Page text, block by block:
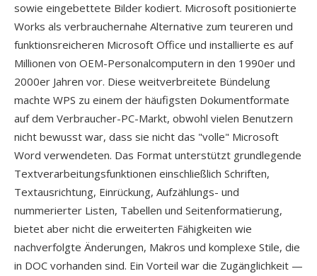
sowie eingebettete Bilder kodiert. Microsoft positionierte
Works als verbrauchernahe Alternative zum teureren und
funktionsreicheren Microsoft Office und installierte es auf
Millionen von OEM-Personalcomputern in den 1990er und
2000er Jahren vor. Diese weitverbreitete Bündelung
machte WPS zu einem der häufigsten Dokumentformate
auf dem Verbraucher-PC-Markt, obwohl vielen Benutzern
nicht bewusst war, dass sie nicht das "volle" Microsoft
Word verwendeten. Das Format unterstützt grundlegende
Textverarbeitungsfunktionen einschließlich Schriften,
Textausrichtung, Einrückung, Aufzählungs- und
nummerierter Listen, Tabellen und Seitenformatierung,
bietet aber nicht die erweiterten Fähigkeiten wie
nachverfolgte Änderungen, Makros und komplexe Stile, die
in DOC vorhanden sind. Ein Vorteil war die Zugänglichkeit —